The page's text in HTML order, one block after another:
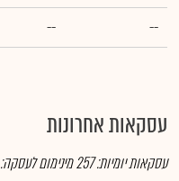
--
--
עסקאות אחרונות
עסקאות יומיות:257מינימום לעסקה: